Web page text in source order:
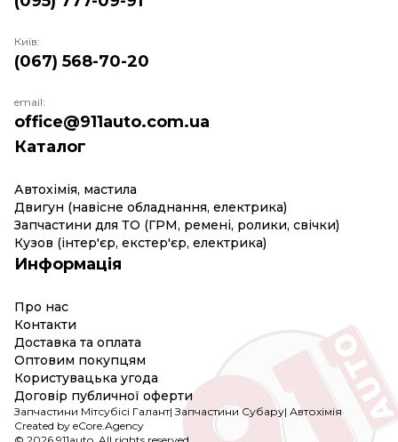
Каталог
Автохімія, мастила
Двигун (навісне обладнання, електрика)
Запчастини для ТО (ГРМ, ремені, ролики, свічки)
Кузов (інтер'єр, екстер'єр, електрика)
Информація
Про нас
Контакти
Доставка та оплата
Оптовим покупцям
Користувацька угода
Договір публичної оферти
Київ:
(067) 568-70-20
email:
office@911auto.com.ua
Created by eCore.Agency
Запчастини Мітсубісі Галант|Запчастини Субару| Автохімія